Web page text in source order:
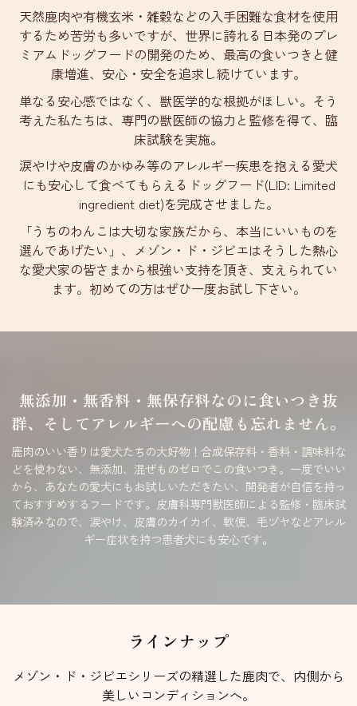
天然鹿肉や有機玄米・雑穀などの入手困難な食材を使用
するため苦労も多いですが、世界に誇れる日本発のプレ
ミアムドッグフードの開発のため、最高の食いつきと健
康増進、安心・安全を追求し続けています。
単なる安心感ではなく、獣医学的な根拠がほしい。そう
考えた私たちは、専門の獣医師の協力と監修を得て、臨
床試験を実施。
涙やけや皮膚のかゆみ等のアレルギー疾患を抱える愛犬
にも安心して食べてもらえるドッグフード(LID: Limited
ingredient diet)を完成させました。
「うちのわんこは大切な家族だから、本当にいいものを
選んであげたい」、メゾン・ド・ジビエはそうした熱心
な愛犬家の皆さまから根強い支持を頂き、支えられてい
ます。初めての方はぜひ一度お試し下さい。
無添加・無香料・無保存料なのに食いつき抜
群、そしてアレルギーへの配慮も忘れません。
鹿肉のいい香りは愛犬たちの大好物！合成保存料・香料・調味料な
どを使わない、無添加、混ぜものゼロでこの食いつき。一度でいい
から、あなたの愛犬にもお試しいただきたい、開発者が自信を持っ
ておすすめするフードです。皮膚科専門獣医師による監修・臨床試
験済みなので、涙やけ、皮膚のカイカイ、軟便、毛ヅヤなどアレル
ギー症状を持つ患者犬にも安心です。
ラインナップ
メゾン・ド・ジビエシリーズの精選した鹿肉で、内側から
美しいコンディションへ。